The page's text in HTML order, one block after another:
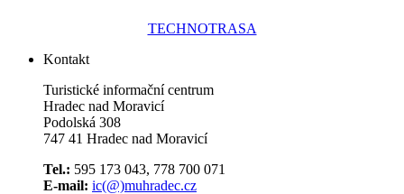
TECHNOTRASA
Kontakt
Turistické informační centrum
Hradec nad Moravicí
Podolská 308
747 41 Hradec nad Moravicí
Tel.: 595 173 043, 778 700 071
E-mail: ic(@)muhradec.cz